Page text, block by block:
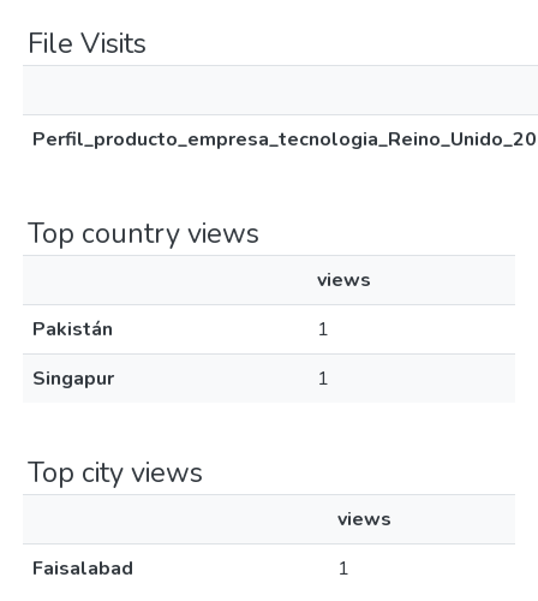
File Visits
Top country views
views
Pakistán
1
Singapur
1
Top city views
views
Faisalabad
1